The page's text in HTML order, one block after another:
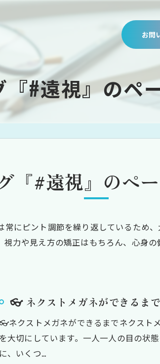
お問
『#遠視』のペ
『#遠視』のペ
にピント調節を繰り返しているため
力や見え方の矯正はもちろん、心身
👓 ネクストメガネができるまで
ネクストメガネができるまでネクスト
を大切にしています。一人一人の目の状
に、いくつ…